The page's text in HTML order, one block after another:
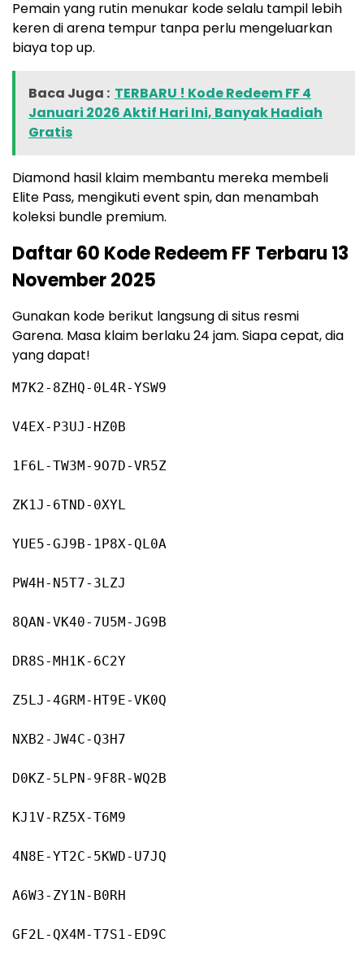
Pemain yang rutin menukar kode selalu tampil lebih
keren di arena tempur tanpa perlu mengeluarkan
biaya top up.
Baca Juga : TERBARU ! Kode Redeem FF 4
Januari 2026 Aktif Hari Ini, Banyak Hadiah
Gratis
Diamond hasil klaim membantu mereka membeli
Elite Pass, mengikuti event spin, dan menambah
koleksi bundle premium.
Daftar 60 Kode Redeem FF Terbaru 13
November 2025
Gunakan kode berikut langsung di situs resmi
Garena. Masa klaim berlaku 24 jam. Siapa cepat, dia
yang dapat!
M7K2-8ZHQ-0L4R-YSW9
V4EX-P3UJ-HZ0B
1F6L-TW3M-9O7D-VR5Z
ZK1J-6TND-0XYL
YUE5-GJ9B-1P8X-QL0A
PW4H-N5T7-3LZJ
8QAN-VK40-7U5M-JG9B
DR8S-MH1K-6C2Y
Z5LJ-4GRM-HT9E-VK0Q
NXB2-JW4C-Q3H7
D0KZ-5LPN-9F8R-WQ2B
KJ1V-RZ5X-T6M9
4N8E-YT2C-5KWD-U7JQ
A6W3-ZY1N-B0RH
GF2L-QX4M-T7S1-ED9C